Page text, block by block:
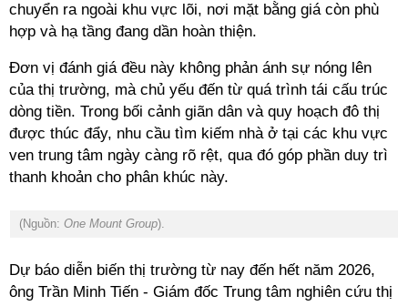
chuyển ra ngoài khu vực lõi, nơi mặt bằng giá còn phù
hợp và hạ tầng đang dần hoàn thiện.
Đơn vị đánh giá đều này không phản ánh sự nóng lên
của thị trường, mà chủ yếu đến từ quá trình tái cấu trúc
dòng tiền. Trong bối cảnh giãn dân và quy hoạch đô thị
được thúc đẩy, nhu cầu tìm kiếm nhà ở tại các khu vực
ven trung tâm ngày càng rõ rệt, qua đó góp phần duy trì
thanh khoản cho phân khúc này.
(Nguồn: One Mount Group).
Dự báo diễn biến thị trường từ nay đến hết năm 2026,
ông Trần Minh Tiến - Giám đốc Trung tâm nghiên cứu thị